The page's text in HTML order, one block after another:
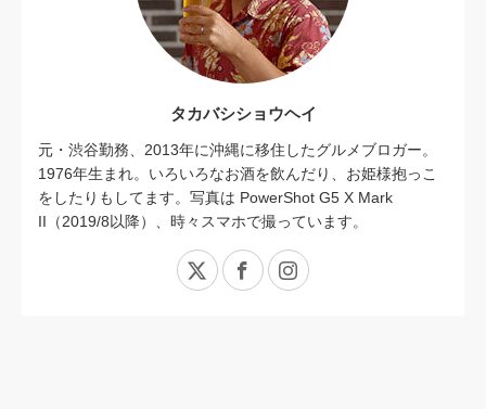
タカバシショウヘイ
元・渋谷勤務、2013年に沖縄に移住したグルメブロガー。
1976年生まれ。いろいろなお酒を飲んだり、お姫様抱っこ
をしたりもしてます。写真は PowerShot G5 X Mark
II（2019/8以降）、時々スマホで撮っています。
X FacebookInstagram